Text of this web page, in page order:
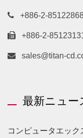
+886-2-
+886-2-
sales@titan-
最新ニュー
コンピュータエッ